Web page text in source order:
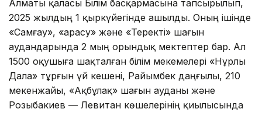
Алматы қаласы Білім басқармасына тапсырылып,
2025 жылдың 1 қыркүйегінде ашылды. Оның ішінде
«Самғау», «Қарасу» және «Теректі» шағын
аудандарында 2 мың орындық мектептер бар. Ал
1500 оқушыға шақталған білім мекемелері «Нұрлы
Дала» тұрғын үй кешені, Райымбек даңғылы, 210
мекенжайы, «Ақбұлақ» шағын ауданы және
Розыбакиев — Левитан көшелерінің қиылысында